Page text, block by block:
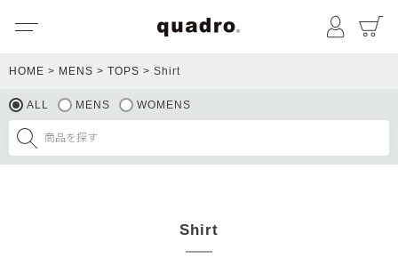
マイペ
HOME MENS TOPS Shirt
ALL MENS WOMENS
Shirt